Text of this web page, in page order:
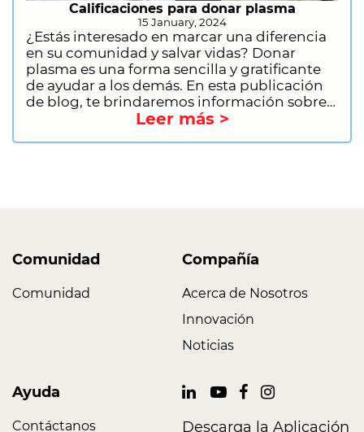
Calificaciones para donar plasma
15 January, 2024
¿Estás interesado en marcar una diferencia
en su comunidad y salvar vidas? Donar
plasma es una forma sencilla y gratificante
de ayudar a los demás. En esta publicación
de blog, te brindaremos información sobre
los requisitos para donar plasma. Esto
Leer más >
Comunidad
Comunidad
Compañía
Acerca de Nosotros
Innovación
Noticias
Ayuda
Contáctanos Descarga la Aplicación